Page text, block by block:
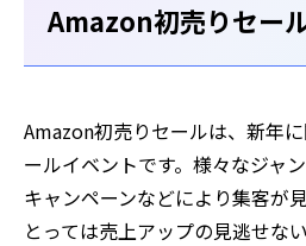
Amazon初売りセー
Amazon初売りセールは、新年
ールイベントです。様々なジャ
キャンペーンなどにより集客が
とっては売上アップの見逃せない